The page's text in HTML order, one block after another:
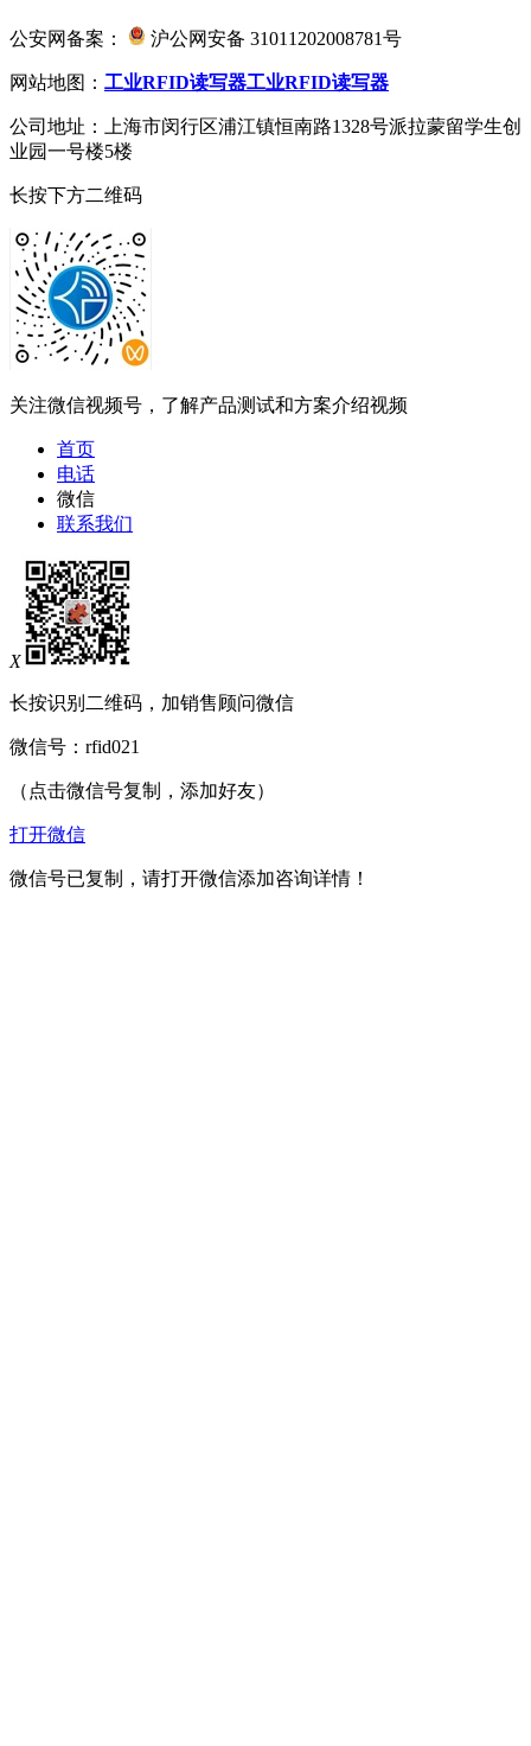
公安网备案： 沪公网安备 31011202008781号
网站地图： 工业RFID读写器工业RFID读写器
公司地址：上海市闵行区浦江镇恒南路1328号派拉蒙留学生创
业园一号楼5楼
长按下方二维码
关注微信视频号，了解产品测试和方案介绍视频
首页
电话
微信
联系我们
X
长按识别二维码，加销售顾问微信
微信号： rfid021
（点击微信号复制，添加好友）
打开微信
微信号已复制，请打开微信添加咨询详情！